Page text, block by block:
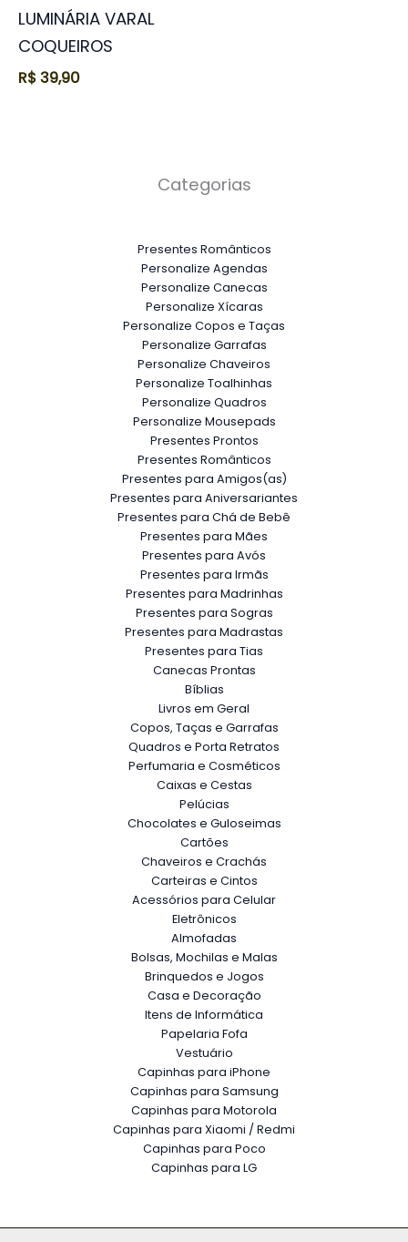
LUMINÁRIA VARAL
COQUEIROS
R$39,90
Categorias
Presentes Românticos
Personalize Agendas
Personalize Canecas
Personalize Xícaras
Personalize Copos e Taças
Personalize Garrafas
Personalize Chaveiros
Personalize Toalhinhas
Personalize Quadros
Personalize Mousepads
Presentes Prontos
Presentes Românticos
Presentes para Amigos(as)
Presentes para Aniversariantes
Presentes para Chá de Bebê
Presentes para Mães
Presentes para Avós
Presentes para Irmãs
Presentes para Madrinhas
Presentes para Sogras
Presentes para Madrastas
Presentes para Tias
Canecas Prontas
Bíblias
Livros em Geral
Copos, Taças e Garrafas
Quadros e Porta Retratos
Perfumaria e Cosméticos
Caixas e Cestas
Pelúcias
Chocolates e Guloseimas
Cartões
Chaveiros e Crachás
Carteiras e Cintos
Acessórios para Celular
Eletrônicos
Almofadas
Bolsas, Mochilas e Malas
Brinquedos e Jogos
Casa e Decoração
Itens de Informática
Papelaria Fofa
Vestuário
Capinhas para iPhone
Capinhas para Samsung
Capinhas para Motorola
Capinhas para Xiaomi / Redmi
Capinhas para Poco
Capinhas para LG